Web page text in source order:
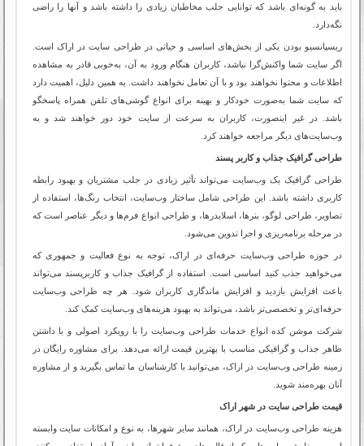
باید به گونه‌ای باشد که توانایی جلب مخاطبان زیادی را داشته باشد و آنها را راضی
نگه‌دارد.
ریسپانسیو بودن یکی از بخش‌های اساسی و حیاتی در طراحی سایت در اراک است.
اگر سایت شما واکنش‌گرا نباشد، کاربران هنگام ورود به آن، به‌خوبی قادر به مشاهده
اطلاعات و محتوا نخواهند بود و با آن تعامل نخواهند داشت. به همین دلیل، اهمیت دارد
که سایت شما به‌صورت خودکار و بهینه برای انواع گوشی‌های تلفن همراه پاسخگو
باشد. در غیر اینصورت، کاربران به سرعت از سایت خود دور خواهند شد و به
وب‌سایت‌های دیگر مراجعه خواهند کرد.
طراحی گرافیک جذاب و کاربر پسند
طراحی گرافیک یک وب‌سایت می‌تواند تأثیر زیادی در جلب مشتریان و بهبود رابطه
کاربری داشته باشد. این طراحی شامل ساختار وب‌سایت، انتخاب رنگ‌ها، استفاده از
تصاویر، طراحی لوگو، بنرها، اسلایدرها، و طراحی انواع فرم‌ها و دیگر عناصر است که
در مرحله برنامه‌ریزی و اجرا تدوین می‌شود.
در حوزه طراحی وب‌سایت حرفه‌ای در اراک، توجه به نوع فعالیت و جمهوری که
می‌خواهید جذب کنید اساسی است. استفاده از گرافیک جذاب و کاربرپسند می‌تواند
باعث افزایش بازدید و افزایش ماندگاری کاربران شود. هر چه طراحی وب‌سایت
حرفه‌ای‌تر و تخصصی‌تر باشد، می‌تواند به بهبود هزینه‌های وب‌سایت کمک کند.
شرکت موشن کده انواع خدمات طراحی وب‌سایت را با رویکرد اصولی و با داشتن
ظاهر جذاب و گرافیکی مناسب با بهترین قیمت ارائه می‌دهد. برای مشاوره رایگان در
زمینه طراحی وب‌سایت در اراک، می‌توانید با کارشناسان ما تماس بگیرید و از مشاوره
آنان بهره‌مند شوید.
قیمت طراحی سایت در شهر اراک
هزینه طراحی وب‌سایت در اراک، همانند سایر شهرها، به نوع و امکانات سایت وابسته